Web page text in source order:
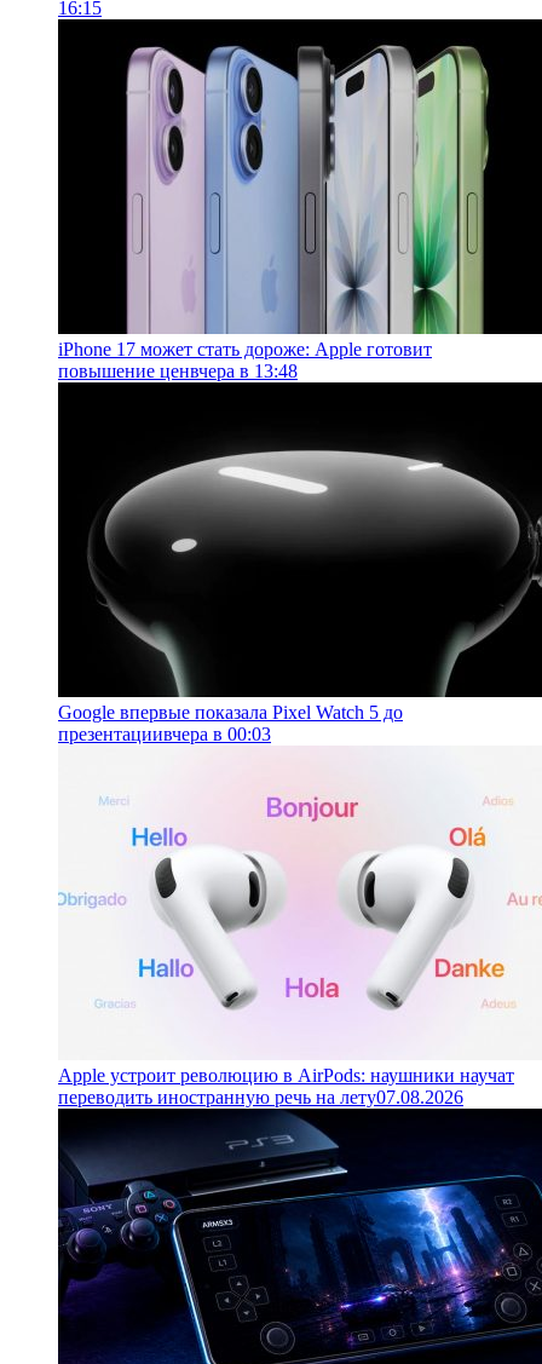
16:15
iPhone 17 может стать дороже: Apple готовит
повышение ценвчера в 13:48
Google впервые показала Pixel Watch 5 до
презентациивчера в 00:03
Apple устроит революцию в AirPods: наушники научат
переводить иностранную речь на лету07.08.2026